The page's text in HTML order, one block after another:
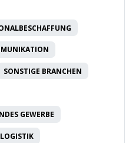
SONSTIGE BRANCHEN
GEWERBE